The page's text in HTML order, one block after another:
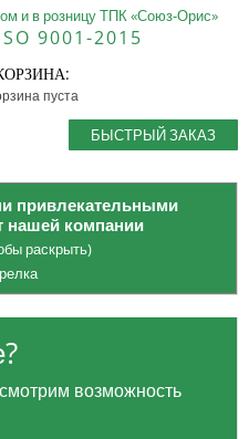
9001-2015
пуста
БЫСТРЫЙ ЗАКАЗ
привлекательными
нашей компании
раскрыть)
: платите только за
100 тысяч рублей.возможность